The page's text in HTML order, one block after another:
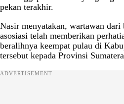
pekan terakhir.
Nasir menyatakan, wartawan dari
asosiasi telah memberikan
beralihnya keempat pulau di
tersebut kepada Provinsi
ADVERTISEMENT